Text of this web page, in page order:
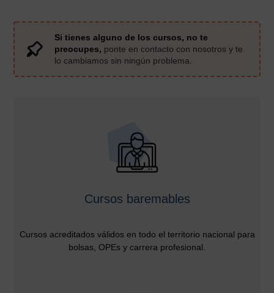
Si tienes alguno de los cursos, no te
preocupes, ponte en contacto con nosotros y te
lo cambiamos sin ningún problema.
Cursos baremables
Cursos acreditados válidos en todo el territorio nacional para
bolsas, OPEs y carrera profesional.